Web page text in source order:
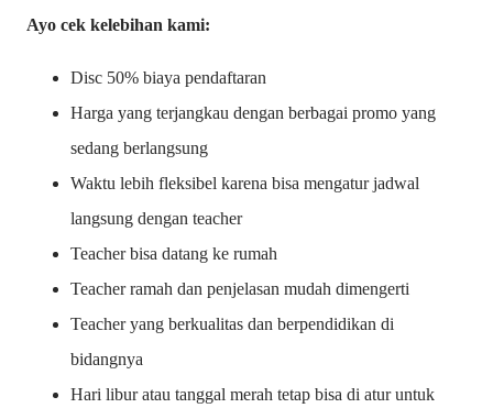
Ayo cek kelebihan kami:
Disc 50% biaya pendaftaran
Harga yang terjangkau dengan berbagai promo yang
sedang berlangsung
Waktu lebih fleksibel karena bisa mengatur jadwal
langsung dengan teacher
Teacher bisa datang ke rumah
Teacher ramah dan penjelasan mudah dimengerti
Teacher yang berkualitas dan berpendidikan di
bidangnya
Hari libur atau tanggal merah tetap bisa di atur untuk